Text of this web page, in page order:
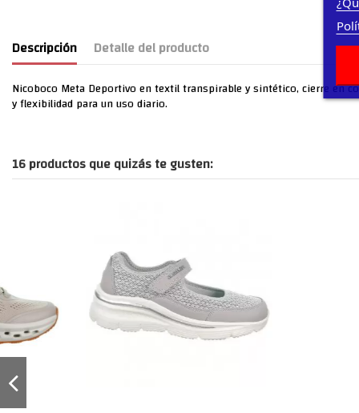
Descripción Detalle del producto
Nicoboco Meta Deportivo en textil transpirable y sintético, cierre en
y flexibilidad para un uso diario.
16 productos que quizás te gusten: